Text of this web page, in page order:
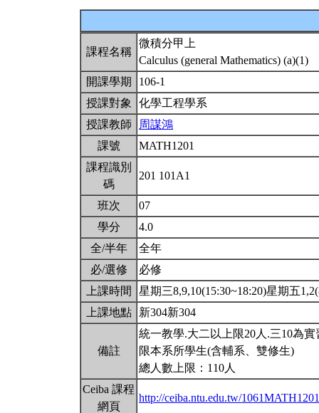
課程名稱
微積分甲上
Calculus (general Mathematics) (a)(1)
開課學期
106-1
授課對象
化學工程學系
授課教師
周謀鴻
課號
MATH1201
課程識別
碼
201 101A1
班次
07
學分
4.0
全/半年
全年
必/選修
必修
上課時間
星期三8,9,10(15:30~18:20)星期五
上課地點
新304新304
備註
統一教學.大二以上限20人.三10為實
限本系所學生(含輔系、雙修生)
總人數上限：110人
Ceiba 課程
網頁
http://ceiba.ntu.edu.tw/